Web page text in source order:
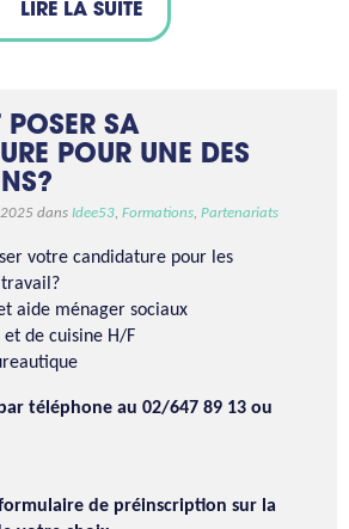
LIRE LA SUITE
SA
POUR UNE DES
dans Idee53, Formations, Partenariats
votre candidature pour les
aide ménager sociaux
de cuisine H/F
téléphone au 02/647 89 13 ou
de préinscription sur la